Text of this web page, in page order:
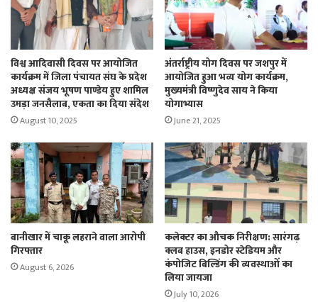
विश्व आदिवासी दिवस पर आयोजित
कार्यक्रम में जिला पंचायत संघ के प्रदेश
अध्यक्ष संजय भूषण पाण्डेय हुए शामिल
उमड़ा जनसैलाब, एकता का दिया संदेश
August 10, 2025
अंतर्राष्ट्रीय योग दिवस पर जशपुर में
आयोजित हुआ भव्य योग कार्यक्रम,
मुख्यमंत्री विष्णुदेव साय ने किया
योगाभ्यास
June 21, 2025
बानीखार में चाकू लहराने वाला आरोपी
गिरफ्तार
August 6, 2026
कलेक्टर का औचक निरीक्षण: सारंगढ़
क्लब हाउस, इनडोर स्टेडियम और
कंपोजिट बिल्डिंग की व्यवस्थाओं का
लिया जायजा
July 10, 2026